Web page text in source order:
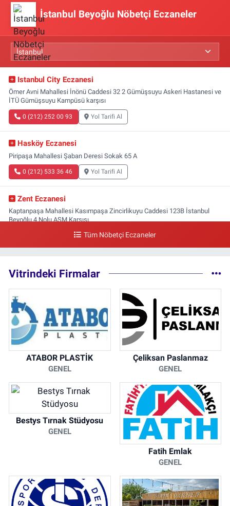
İstanbul Beyoğlu Nöbetçi Eczaneler
Istanbul City Eczanesi
Ömer Avni Mahallesi İnönü Caddesi 32 2 Gümüşsuyu Askeri Hastanesi ve
İTÜ Gümüşsuyu Kampüsü karşısı
0 (212) 252 00 93 Yol Tarifi Al
Hasköy Eczanesi
Piripaşa Mahallesi Şaban Deresi Sokak 65 A
0 (212) 533 36 46 Yol Tarifi Al
Zent Eczanesi
Kaptanpaşa Mahallesi Kasımpaşa Zincirlikuyu Caddesi 123B İstanbul
Beyoğlu 4 Nolu ASM Karşısı
Yol Tarifi Al
Tüm Nöbetçi Eczaneler
Vitrindeki Firmalar
ATABOR PLASTİK
GENEL
Çeliksan Paslanmaz
GENEL
Bestys Tırnak Stüdyosu
GENEL
Fatih Emlak
GENEL